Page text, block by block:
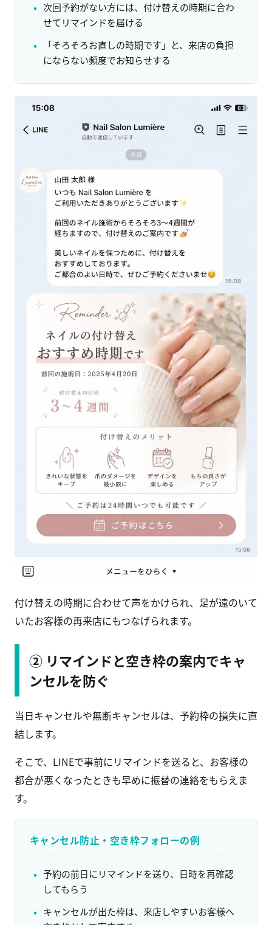
次回予約がない方には、付け替えの時期に合わ
せてリマインドを届ける
「そろそろお直しの時期です」と、来店の負担
にならない頻度でお知らせする
付け替えの時期に合わせて声をかけられ、足が遠のいて
いたお客様の再来店にもつなげられます。
② リマインドと空き枠の案内でキャ
ンセルを防ぐ
当日キャンセルや無断キャンセルは、予約枠の損失に直
結します。
そこで、LINEで事前にリマインドを送ると、お客様の
都合が悪くなったときも早めに振替の連絡をもらえま
す。
キャンセル防止・空き枠フォローの例
予約の前日にリマインドを送り、日時を再確認
してもらう
キャンセルが出た枠は、来店しやすいお客様へ